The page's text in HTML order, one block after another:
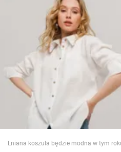
Społeczeństwo
Wojna na Ukrainie
Jedzenie
Lniana koszula będzie modna w tym